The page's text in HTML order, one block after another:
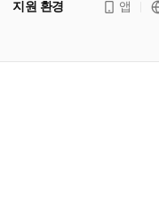
지원 환경
앱